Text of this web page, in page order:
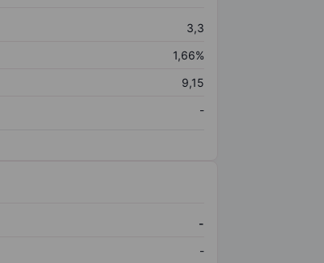
3,3
1,66%
9,15
-
-
-